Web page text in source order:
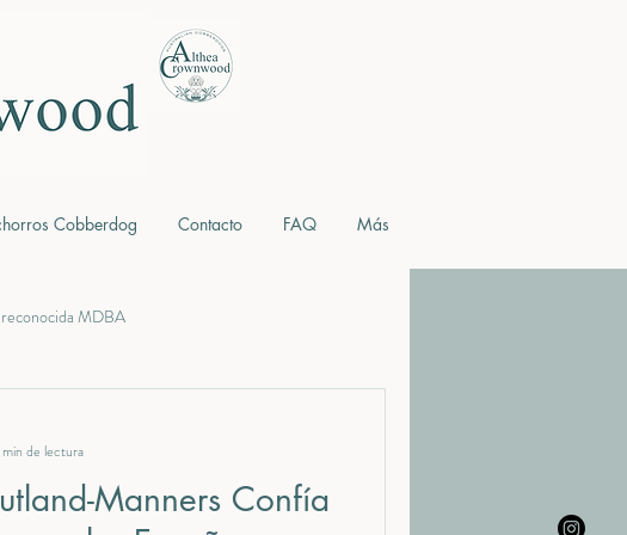
Cobberdog Contacto FAQ Más
MDBA
Cobberdog EspañaManners Confía
de lectura